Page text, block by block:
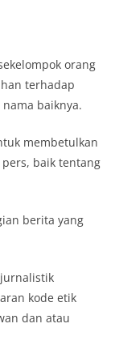
orang
terhadap
baiknya.
membetulkan
baik tentang
berita yang
kode etik
dan atau